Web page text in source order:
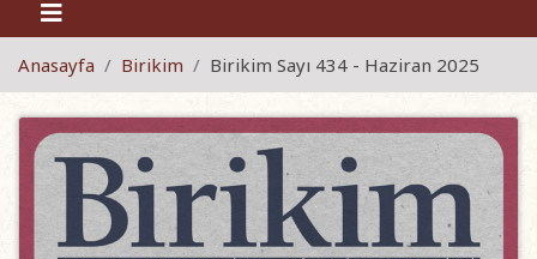
Anasayfa Birikim Birikim Sayı 434 - Haziran 2025